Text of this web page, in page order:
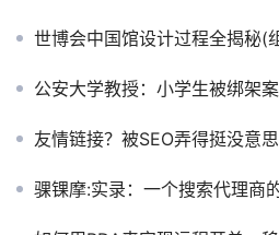
世博会中国馆设计过程全揭秘(
公安大学教授：小学生被绑架
友情链接？被SEO弄得挺没意
骒锞摩:实录：一个搜索代理商